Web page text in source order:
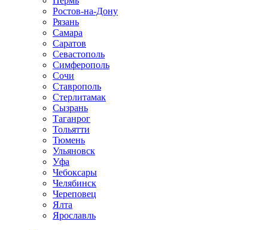
Ростов-на-Дону
Рязань
Самара
Саратов
Севастополь
Симферополь
Сочи
Ставрополь
Стерлитамак
Сызрань
Таганрог
Тольятти
Тюмень
Ульяновск
Уфа
Чебоксары
Челябинск
Череповец
Ялта
Ярославль